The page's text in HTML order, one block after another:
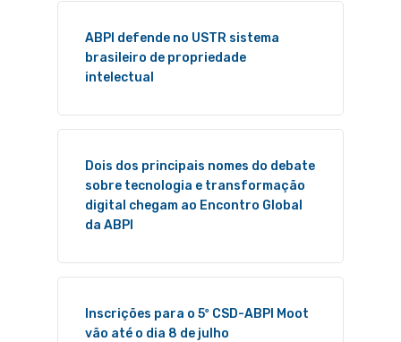
ABPI defende no USTR sistema
brasileiro de propriedade
intelectual
Dois dos principais nomes do debate
sobre tecnologia e transformação
digital chegam ao Encontro Global
da ABPI
Inscrições para o 5º CSD-ABPI Moot
vão até o dia 8 de julho